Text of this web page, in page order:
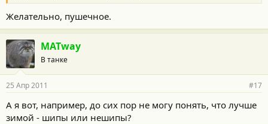
Желательно, пушечное.
MATway
В танке
25 Апр 2011 #17
А я вот, например, до сих пор не могу понять, что лучше
зимой - шипы или нешипы?